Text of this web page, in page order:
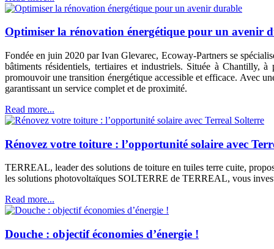
Optimiser la rénovation énergétique pour un avenir
Fondée en juin 2020 par Ivan Glevarec, Ecoway-Partners se
bâtiments résidentiels, tertiaires et industriels. Située à
promouvoir une transition énergétique accessible et efficace. Avec
garantissant un service complet et de proximité.
Read more...
Rénovez votre toiture : l’opportunité solaire avec
TERREAL, leader des solutions de toiture en tuiles terre cuite,
les solutions photovoltaïques SOLTERRE de TERREAL, vous
Read more...
Douche : objectif économies d’énergie !